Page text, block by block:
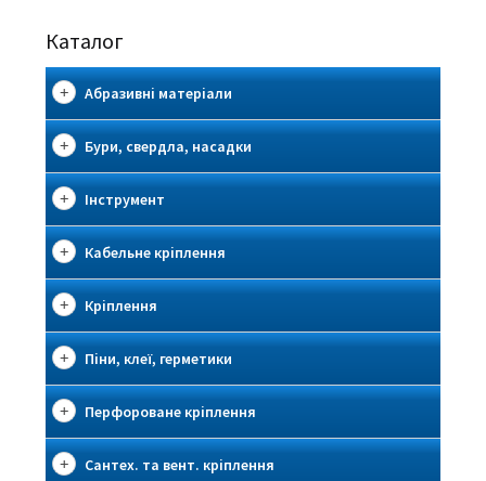
Каталог
Абразивні матеріали
Бури, свердла, насадки
Інструмент
Кабельне кріплення
Кріплення
Піни, клеї, герметики
Перфороване кріплення
Сантех. та вент. кріплення